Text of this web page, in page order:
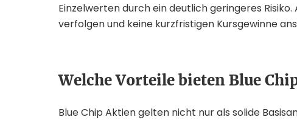
Einzelwerten durch ein deutlich geringeres
verfolgen und keine kurzfristigen Kursgewinne
Welche Vorteile bieten Blue
Blue Chip Aktien gelten nicht nur als solide